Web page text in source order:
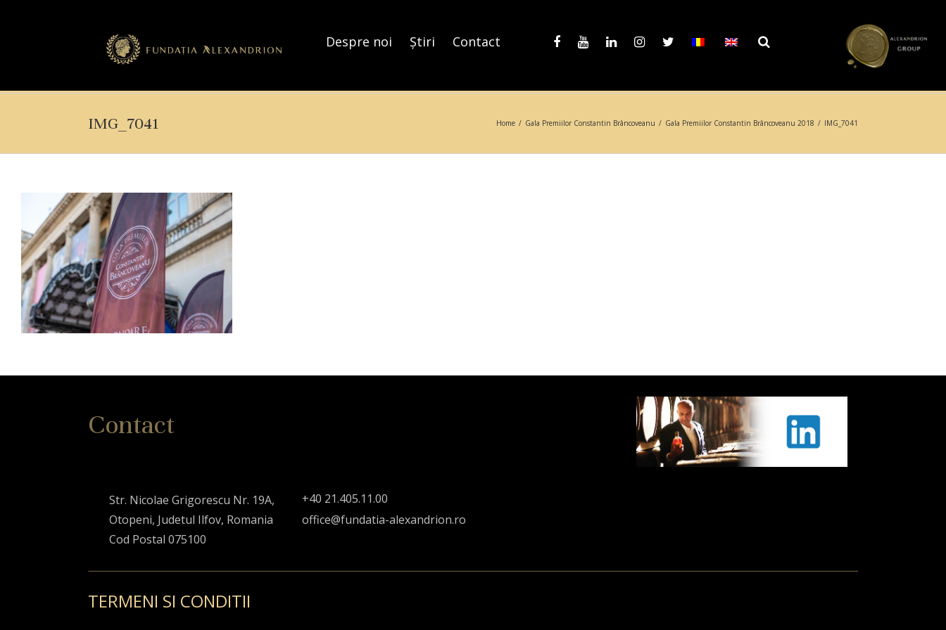
Despre noi Știri Contact
IMG_7041 Home / Gala Premiilor Constantin Brâncoveanu / Gala Premiilor Constantin Brâncoveanu 2018 / IMG_7041
Contact
Str. Nicolae Grigorescu Nr. 19A,
Otopeni, Judetul Ilfov, Romania
Cod Postal 075100
+40 21.405.11.00
office@fundatia-alexandrion.ro
TERMENI SI CONDITII